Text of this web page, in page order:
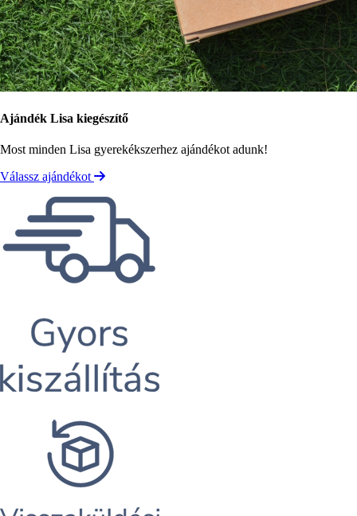
Ajándék Lisa kiegészítő
Most minden Lisa gyerekékszerhez ajándékot adunk!
Válassz ajándékot